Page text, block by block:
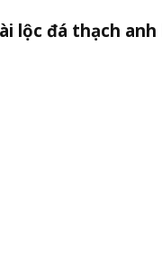
lộc đá thạch anh